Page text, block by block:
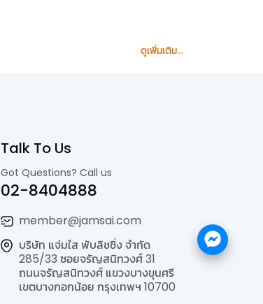
ดูเพิ่มเติม...
Talk To Us
Got Questions? Call us
02-8404888
member@jamsai.com
บริษัท แจ่มใส พับลิชชิ่ง จำกัด
285/33 ซอยจรัญสนิทวงศ์ 31
ถนนจรัญสนิทวงศ์ แขวงบางขุนศรี
เขตบางกอกน้อย กรุงเทพฯ 10700